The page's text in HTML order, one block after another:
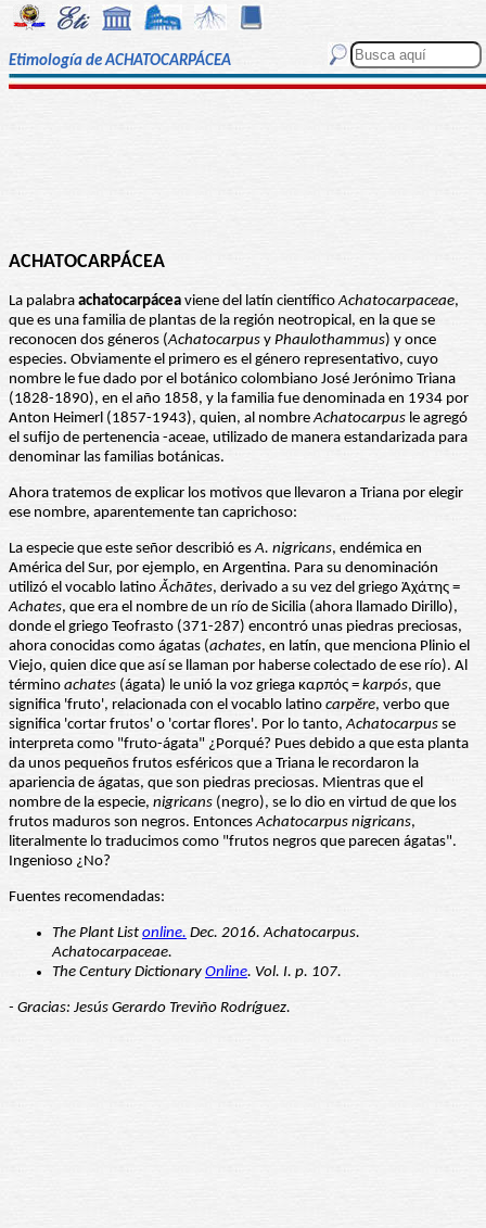
Etimología de ACHATOCARPÁCEA
ACHATOCARPÁCEA
La palabra achatocarpácea viene del latín científicoAchatocarpaceae,
que es una familia de plantas de la región neotropical, en la que se
reconocen dos géneros (Achatocarpus y Phaulothammus) y once
especies. Obviamente el primero es el género representativo, cuyo
nombre le fue dado por el botánico colombiano José Jerónimo Triana
(1828-1890), en el año 1858, y la familia fue denominada en 1934 por
Anton Heimerl (1857-1943), quien, al nombreAchatocarpus le agregó
el sufijo de pertenencia -aceae, utilizado de manera estandarizada para
denominar las familias botánicas.
Ahora tratemos de explicar los motivos que llevaron a Triana por elegir
ese nombre, aparentemente tan caprichoso:
La especie que este señor describió esA. nigricans, endémica en
América del Sur, por ejemplo, en Argentina. Para su denominación
utilizó el vocablo latinoǍchātes, derivado a su vez del griego Ἀχάτης =
Achates, que era el nombre de un río de Sicilia (ahora llamado Dirillo),
donde el griego Teofrasto (371-287) encontró unas piedras preciosas,
ahora conocidas como ágatas (achates, en latín, que menciona Plinio el
Viejo, quien dice que así se llaman por haberse colectado de ese río). Al
término achates (ágata) le unió la voz griega καρπός = karpós, que
significa 'fruto', relacionada con el vocablo latino carpĕre, verbo que
significa 'cortar frutos' o 'cortar flores'. Por lo tanto,Achatocarpus se
interpreta como "fruto-ágata" ¿Porqué? Pues debido a que esta planta
da unos pequeños frutos esféricos que a Triana le recordaron la
apariencia de ágatas, que son piedras preciosas. Mientras que el
nombre de la especie, nigricans (negro), se lo dio en virtud de que los
frutos maduros son negros. EntoncesAchatocarpus nigricans,
literalmente lo traducimos como "frutos negros que parecen ágatas".
Ingenioso ¿No?
Fuentes recomendadas:
The Plant List online. Dec. 2016. Achatocarpus.
Achatocarpaceae.
The Century Dictionary Online. Vol. I. p. 107.
- Gracias: Jesús Gerardo Treviño Rodríguez.